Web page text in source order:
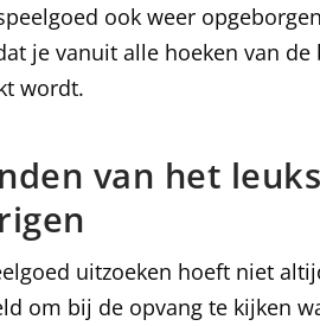
ook weer
je vanuit alle hoeken van
wordt.
van het
uitzoeken hoeft niet
om bij de opvang te kijken